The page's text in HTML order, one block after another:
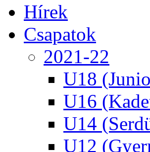
Hírek
Csapatok
2021-22
U18
U16
U14
U12